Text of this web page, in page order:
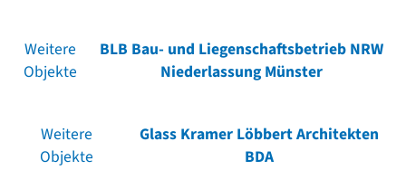
Weitere
Objekte
BLB Bau- und Liegenschaftsbetrieb NRW
Niederlassung Münster
Weitere
Objekte
Glass Kramer Löbbert Architekten
BDA